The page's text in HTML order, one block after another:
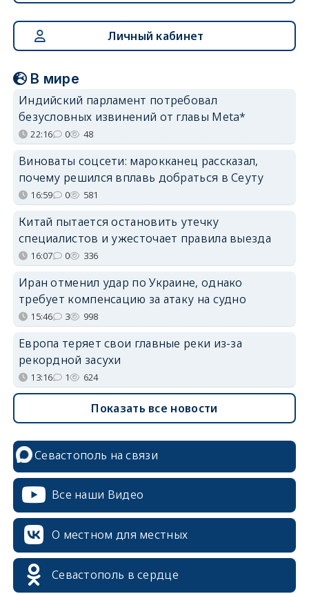
Личный кабинет
В мире
Индийский парламент потребовал
безусловных извинений от главы Meta*
22:16 0 48
Виноваты соцсети: марокканец рассказал,
почему решился вплавь добраться в Сеуту
16:59 0 581
Китай пытается остановить утечку
специалистов и ужесточает правила выезда
16:07 0 336
Иран отменил удар по Украине, однако
требует компенсацию за атаку на судно
15:46 3 998
Европа теряет свои главные реки из-за
рекордной засухи
13:16 1 624
Показать все новости
Севастополь на связи
Все наши Видео
О местном для местных
Севастополь в сердце